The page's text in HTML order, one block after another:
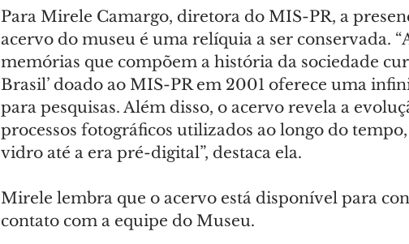
Para Mirele Camargo, diretora do MIS-PR, a
acervo do museu é uma relíquia a ser conservada.
memórias que compõem a história da sociedade
Brasil’ doado ao MIS-PR em 2001 oferece uma
para pesquisas. Além disso, o acervo revela a
processos fotográficos utilizados ao longo do tempo,
vidro até a era pré-digital”, destaca ela.
Mirele lembra que o acervo está disponível para
contato com a equipe do Museu.